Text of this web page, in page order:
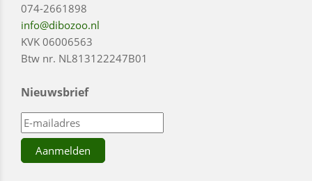
074-2661898
info@dibozoo.nl
KVK 06006563
Btw nr. NL813122247B01
Nieuwsbrief